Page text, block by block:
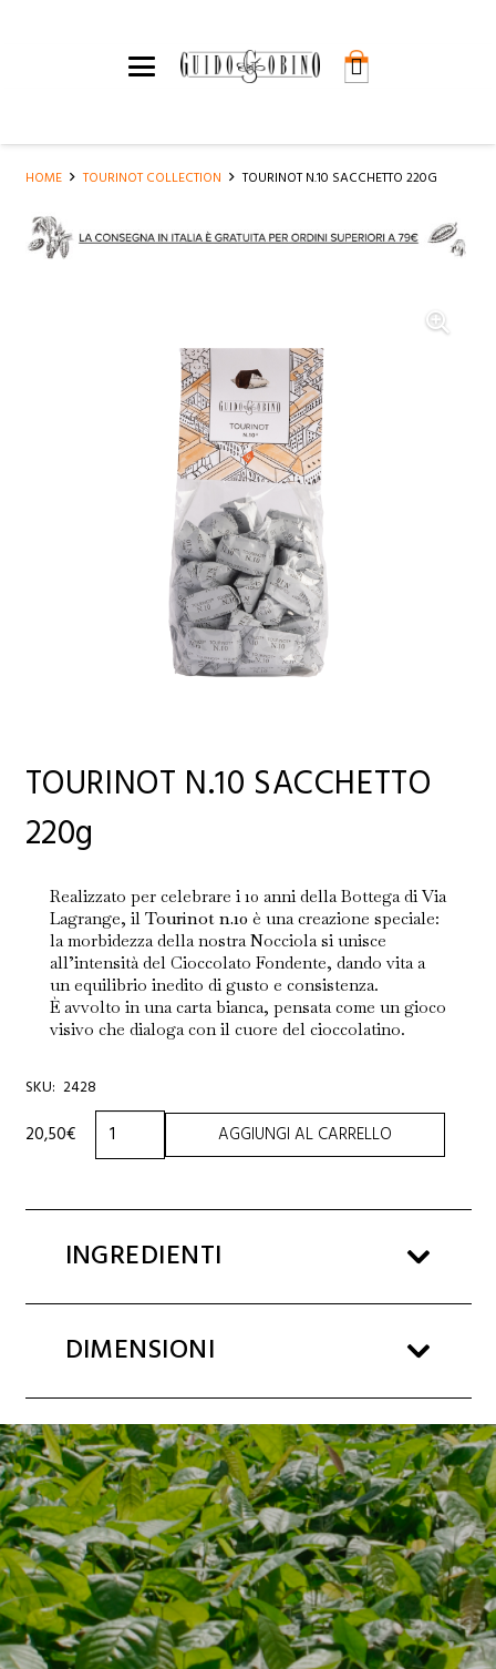
HOME TOURINOT COLLECTION TOURINOT N.10 SACCHETTO 220G
TOURINOT N.10 SACCHETTO
220g
Realizzato per celebrare i 10 anni della Bottega di Via
Lagrange, il Tourinot n.10 è una creazione speciale:
la morbidezza della nostra Nocciola si unisce
all’intensità del Cioccolato Fondente, dando vita a
un equilibrio inedito di gusto e consistenza.
È avvolto in una carta bianca, pensata come un gioco
visivo che dialoga con il cuore del cioccolatino.
SKU: 2428
20,50€
TOURINOT
N.10
SACCHETTO
quantità
AGGIUNGI AL CARRELLO
INGREDIENTI
DIMENSIONI